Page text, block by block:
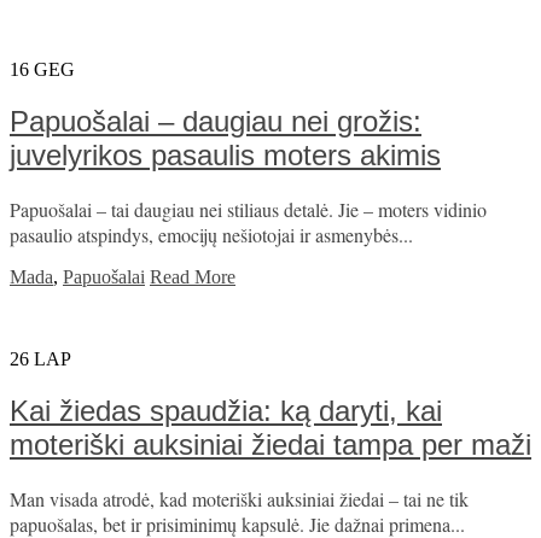
16 GEG
Papuošalai – daugiau nei grožis:
juvelyrikos pasaulis moters akimis
Papuošalai – tai daugiau nei stiliaus detalė. Jie – moters vidinio
pasaulio atspindys, emocijų nešiotojai ir asmenybės...
Mada, Papuošalai Read More
26 LAP
Kai žiedas spaudžia: ką daryti, kai
moteriški auksiniai žiedai tampa per maži
Man visada atrodė, kad moteriški auksiniai žiedai – tai ne tik
papuošalas, bet ir prisiminimų kapsulė. Jie dažnai primena...